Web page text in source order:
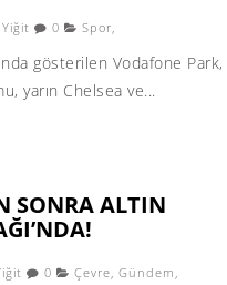
0 Spor,
gösterilen Vodafone Park,
yarın Chelsea ve...
SONRA ALTIN
0 Çevre, Gündem ,